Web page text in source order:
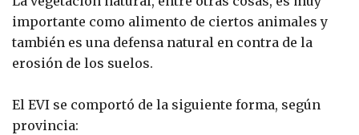
importante como alimento de ciertos animales y
también es una defensa natural en contra de la
erosión de los suelos.
El EVI se comportó de la siguiente forma, según
provincia: